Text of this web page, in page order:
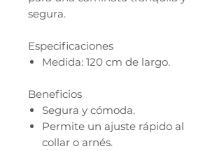
segura.
Especificaciones
Medida: 120 cm de largo.
Beneficios
Segura y cómoda.
Permite un ajuste rápido al
collar o arnés.